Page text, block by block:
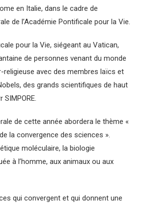
en Italie, dans le cadre de
de l’Académie Pontificale pour la Vie.
pour la Vie, siégeant au Vatican,
de personnes venant du monde
religieuse avec des membres laïcs et
des grands scientifiques de haut
SIMPORE.
de cette année abordera le thème «
la convergence des sciences ».
moléculaire, la biologie
à l’homme, aux animaux ou aux
qui convergent et qui donnent une